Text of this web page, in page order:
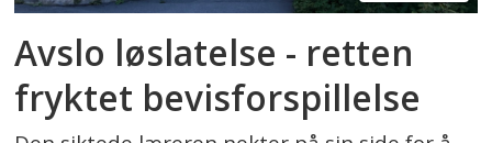
Avslo løslatelse - retten
fryktet bevisforspillelse